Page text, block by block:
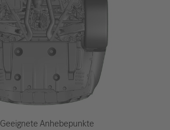
Geeignete Anhebepunkte